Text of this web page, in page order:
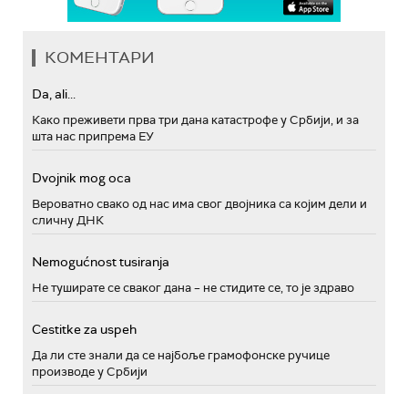
КОМЕНТАРИ
Da, ali...
Како преживети прва три дана катастрофе у Србији, и за
шта нас припрема ЕУ
Dvojnik mog oca
Вероватно свако од нас има свог двојника са којим дели и
сличну ДНК
Nemogućnost tusiranja
Не туширате се сваког дана – не стидите се, то је здраво
Cestitke za uspeh
Да ли сте знали да се најбоље грамофонске ручице
производе у Србији